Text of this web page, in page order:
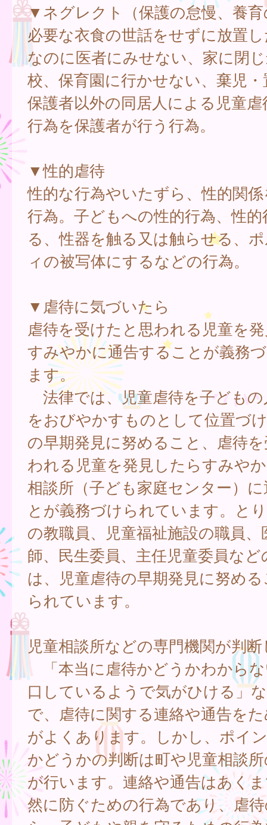
▼ネグレクト（保護の怠慢、養育
必要な衣食の世話をせずに放置
なのに医者にみせない、家に閉
校、保育園に行かせない、棄児
保護者以外の同居人による児童
行為を保護者が行う行為。
▼性的虐待
性的な行為やいたずら、性的関
行為。子どもへの性的行為、性
る、性器を触る又は触らせる、
ィの被写体にするなどの行為。
▼虐待に気づいたら
虐待を受けたと思われる児童を
すみやかに通告することが義務
ます。
法律では、児童虐待を子どもの
をおびやかすものとして位置づ
の早期発見に努めること、虐待
われる児童を発見したらすみや
相談所（子ども家庭センター）
とが義務づけられています。と
の教職員、児童福祉施設の職員、
師、民生委員、主任児童委員な
は、児童虐待の早期発見に努め
られています。
児童相談所などの専門機関が判
「本当に虐待かどうかわからな
口しているようで気がひける」
で、虐待に関する連絡や通告を
がよくあります。しかし、ポイ
かどうかの判断は町や児童相談
が行います。連絡や通告はあく
然に防ぐための行為であり、虐